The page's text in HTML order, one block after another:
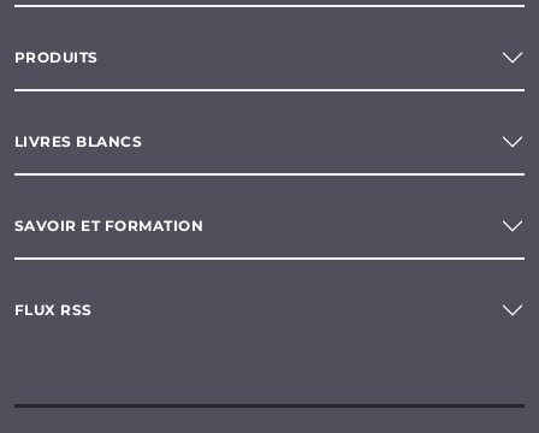
PRODUITS
LIVRES BLANCS
SAVOIR ET FORMATION
FLUX RSS